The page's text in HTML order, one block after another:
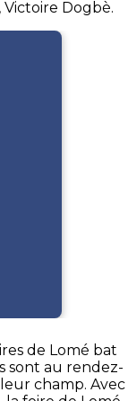
Dogbè.
de Lomé bat
sont au rendez-
champ. Avec